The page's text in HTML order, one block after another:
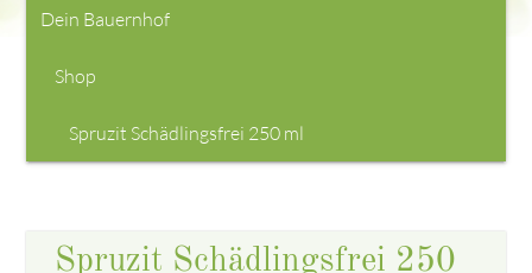
Dein Bauernhof
Shop
Spruzit Schädlingsfrei 250 ml
Spruzit Schädlingsfrei 250